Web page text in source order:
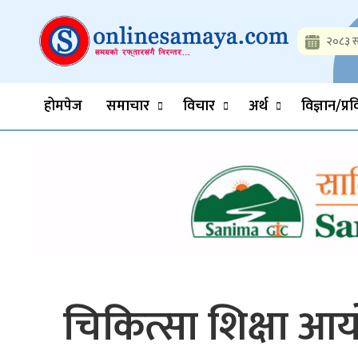
content
Onlinesamaya.com
Nepal News Portal, Business, Hot News, Interview,
२०८३
होमपेज समाचार विचार अर्थ विज्ञान/
चिकित्सा शिक्षा